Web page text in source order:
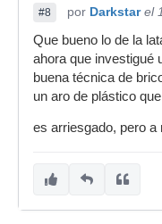
#8 por Darkstar el
Que bueno lo de la
ahora que investigué
buena técnica de
un aro de plástico
es arriesgado, pero a